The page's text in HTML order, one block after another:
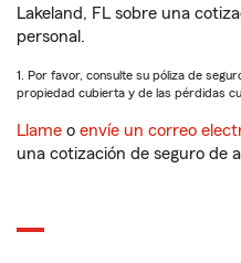
Lakeland, FL sobre una
personal.
1. Por favor, consulte su póliza de
propiedad cubierta y de las pérdidas
Llame o envíe un correo
una cotización de seguro de